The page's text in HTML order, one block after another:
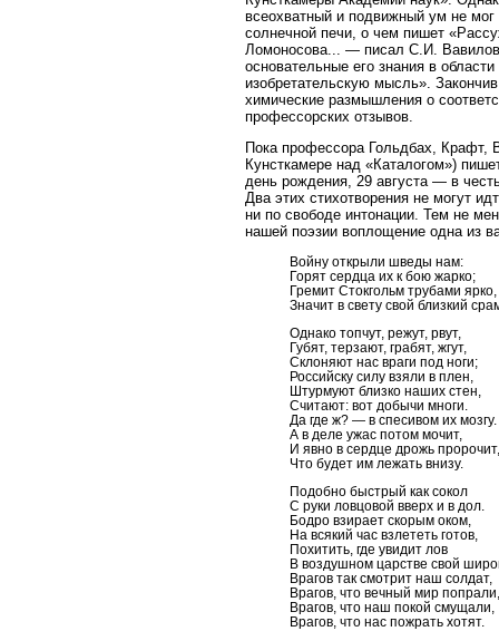
всеохватный и подвижный ум не
солнечной печи, о чем пишет
Ломоносова... — писал С.И. Вавилов,
основательные его знания в
изобретательскую мысль».
химические размышления о
профессорских отзывов.
Пока профессора Гольдбах, Крафт,
Кунсткамере над «Каталогом»)
день рождения, 29 августа — в
Два этих стихотворения не могут
ни по свободе интонации. Тем не
нашей поэзии воплощение одна из
Войну открыли шведы нам:
Горят сердца их к бою жарко;
Гремит Стокгольм трубами ярко,
Значит в свету свой близкий
Однако топчут, режут, рвут,
Губят, терзают, грабят, жгут,
Склоняют нас враги под ноги;
Российску силу взяли в плен,
Штурмуют близко наших стен,
Считают: вот добычи многи.
Да где ж? — в спесивом их мозгу.
А в деле ужас потом мочит,
И явно в сердце дрожь пророчит,
Что будет им лежать внизу.
Подобно быстрый как сокол
С руки ловцовой вверх и в дол.
Бодро взирает скорым оком,
На всякий час взлететь готов,
Похитить, где увидит лов
В воздушном царстве свой
Врагов так смотрит наш солдат,
Врагов, что вечный мир попрали,
Врагов, что наш покой смущали,
Врагов, что нас пожрать хотят.